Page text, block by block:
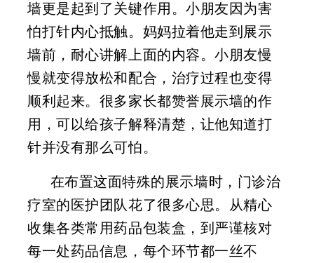
墙更是起到了关键作用。小朋友因为害
怕打针内心抵触。妈妈拉着他走到展示
墙前，耐心讲解上面的内容。小朋友慢
慢就变得放松和配合，治疗过程也变得
顺利起来。很多家长都赞誉展示墙的作
用，可以给孩子解释清楚，让他知道打
针并没有那么可怕。
在布置这面特殊的展示墙时，门诊治
疗室的医护团队花了很多心思。从精心
收集各类常用药品包装盒，到严谨核对
每一处药品信息，每个环节都一丝不